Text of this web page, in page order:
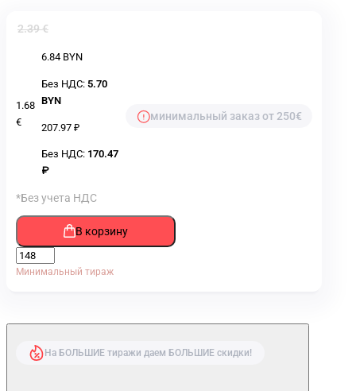
1.68
€
6.84 BYN
Без НДС:5.70
BYN
207.97 ₽
Без НДС: 170.47
₽
минимальный заказ от 250€
2.39 €
*Без учета НДС
В корзину
Минимальный тираж
На БОЛЬШИЕ тиражи даем БОЛЬШИЕ скидки!